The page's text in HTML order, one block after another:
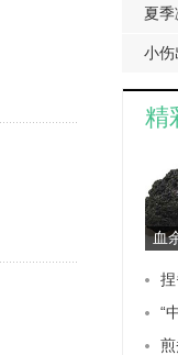
夏
小伤
精
血
病
“